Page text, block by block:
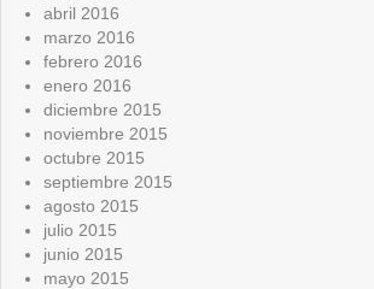
abril 2016
marzo 2016
febrero 2016
enero 2016
diciembre 2015
noviembre 2015
octubre 2015
septiembre 2015
agosto 2015
julio 2015
junio 2015
mayo 2015